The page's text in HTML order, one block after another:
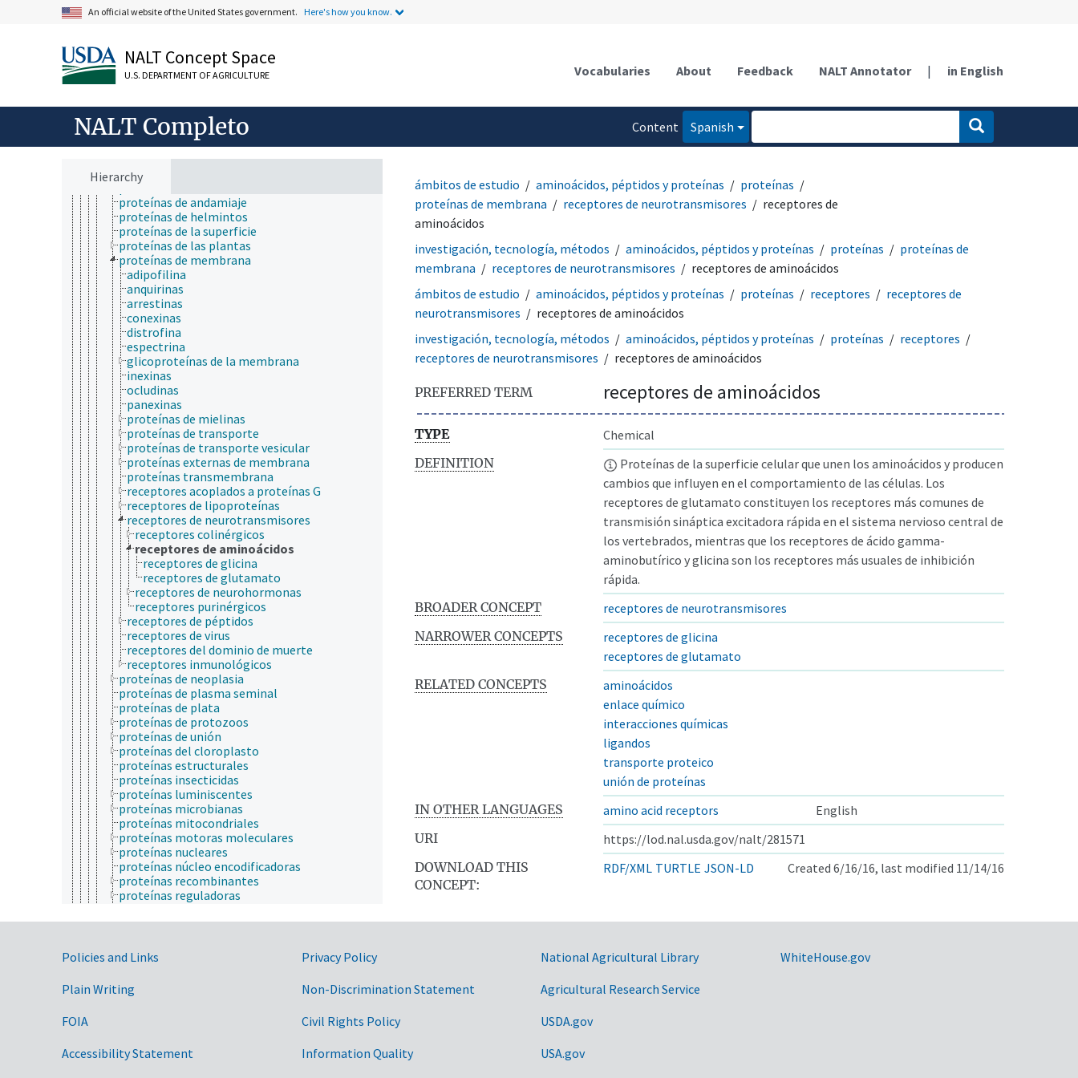
An official website of the United States government. Here's how you know.
NALT Concept Space
U.S. DEPARTMENT OF AGRICULTURE Vocabularies About Feedback NALT Annotator | in English
NALT Completo
Content
Spanish
Hierarchy
proteínas animales
proteínas asociadas a CRISPR
proteínas asociadas a surfactantes pulmonares
proteínas citoesqueléticas
proteínas conjugadas
proteínas contráctiles
proteínas cristalinas
proteínas de algas
proteínas de almacenamiento
proteínas de andamiaje
proteínas de helmintos
proteínas de la superficie
proteínas de las plantas
proteínas de membrana
adipofilina
anquirinas
arrestinas
conexinas
distrofina
espectrina
glicoproteínas de la membrana
inexinas
ocludinas
panexinas
proteínas de mielinas
proteínas de transporte
proteínas de transporte vesicular
proteínas externas de membrana
proteínas transmembrana
receptores acoplados a proteínas G
receptores de lipoproteínas
receptores de neurotransmisores
receptores colinérgicos
receptores de aminoácidos
receptores de glicina
receptores de glutamato
receptores de neurohormonas
receptores purinérgicos
receptores de péptidos
receptores de virus
receptores del dominio de muerte
receptores inmunológicos
proteínas de neoplasia
proteínas de plasma seminal
proteínas de plata
proteínas de protozoos
proteínas de unión
proteínas del cloroplasto
proteínas estructurales
proteínas insecticidas
proteínas luminiscentes
proteínas microbianas
proteínas mitocondriales
proteínas motoras moleculares
proteínas nucleares
proteínas núcleo encodificadoras
proteínas recombinantes
proteínas reguladoras
proteínas simples
proteínas virales
receptores
canal liberador de calcio receptor de rianodina
receptores acoplados a proteínas G
receptores de calcitriol
ámbitos de estudio aminoácidos, péptidos y proteínas
proteínas
proteínas de membrana
receptores de neurotransmisores
receptores de
aminoácidos
investigación, tecnología, métodos
aminoácidos, péptidos y proteínas proteínas
proteínas de
membrana
receptores de neurotransmisores
receptores de aminoácidos
ámbitos de estudio
aminoácidos, péptidos y proteínas proteínas receptores
receptores de
neurotransmisores
receptores de aminoácidos
investigación, tecnología, métodos
aminoácidos, péptidos y proteínas proteínas
receptores
receptores de neurotransmisores
receptores de aminoácidos
PREFERRED TERM receptores de aminoácidos
TYPE
Chemical
DEFINITION
Proteínas de la superficie celular que unen los aminoácidos y producen
cambios que influyen en el comportamiento de las células. Los
receptores de glutamato constituyen los receptores más comunes de
transmisión sináptica excitadora rápida en el sistema nervioso central de
los vertebrados, mientras que los receptores de ácido gamma-
aminobutírico y glicina son los receptores más usuales de inhibición
rápida.
BROADER CONCEPT
receptores de neurotransmisores
NARROWER CONCEPTS
receptores de glicina
receptores de glutamato
RELATED CONCEPTS
aminoácidos
enlace químico
interacciones químicas
ligandos
transporte proteico
unión de proteínas
IN OTHER LANGUAGES
amino acid receptors
English
URI
https://lod.nal.usda.gov/nalt/281571
DOWNLOAD THIS
CONCEPT:
RDF/XML TURTLE JSON-LD Created 6/16/16, last modified 11/14/16
Government Links
Policies and Links
Plain Writing
FOIA
Accessibility Statement
Privacy Policy
Non-Discrimination Statement
Civil Rights Policy
Information Quality
National Agricultural Library
Agricultural Research Service
USDA.gov
USA.gov
WhiteHouse.gov